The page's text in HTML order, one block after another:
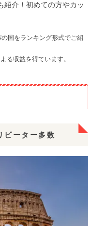
の宝庫
り旅
食文化
遊コース
コース
遊コース
？
紹介！初めての方やカッ
国をランキング形式でご紹
る収益を得ています。
ピーター多数